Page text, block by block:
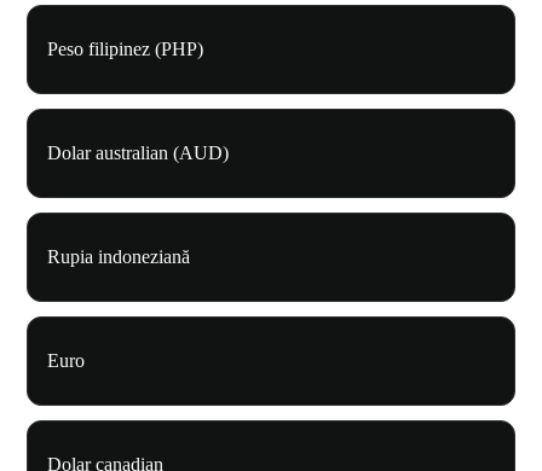
Peso filipinez (PHP)
Dolar australian (AUD)
Rupia indoneziană
Euro
Dolar canadian